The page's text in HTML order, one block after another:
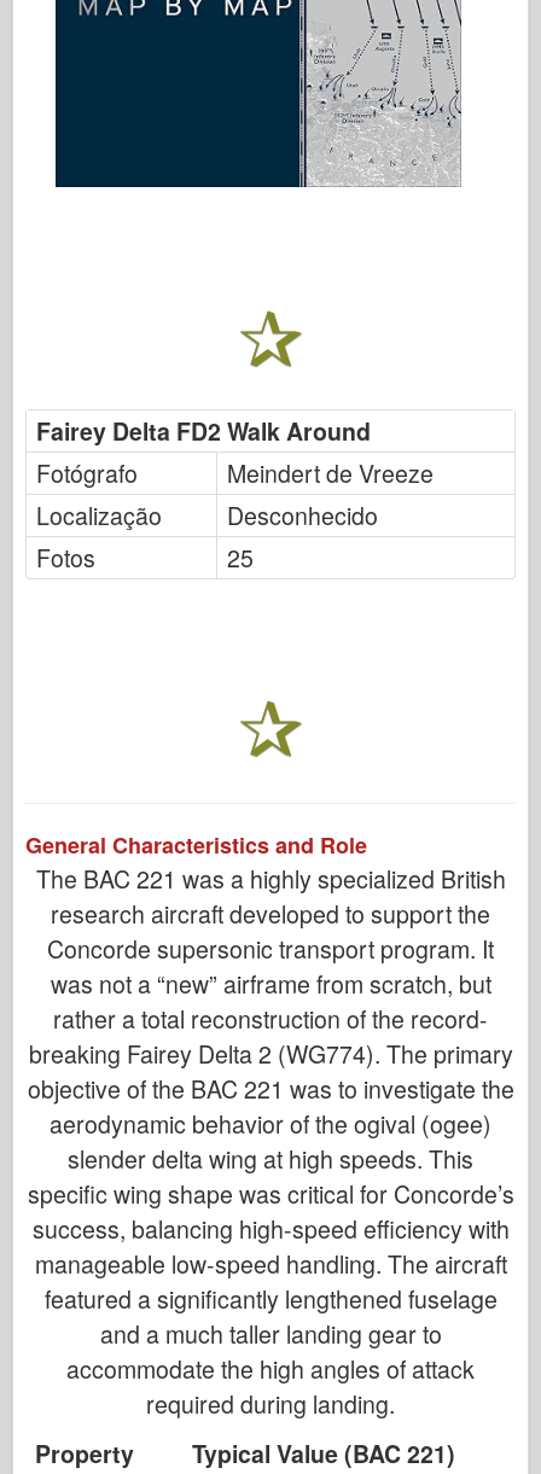
Fairey Delta FD2 Walk Around
Fotógrafo
Meindert de Vreeze
Localização
Desconhecido
Fotos
25
General Characteristics and Role
The BAC 221 was a highly specialized British
research aircraft developed to support the
Concorde supersonic transport program. It
was not a “new” airframe from scratch, but
rather a total reconstruction of the record-
breaking Fairey Delta 2 (WG774). The primary
objective of the BAC 221 was to investigate the
aerodynamic behavior of the ogival (ogee)
slender delta wing at high speeds. This
specific wing shape was critical for Concorde’s
success, balancing high-speed efficiency with
manageable low-speed handling. The aircraft
featured a significantly lengthened fuselage
and a much taller landing gear to
accommodate the high angles of attack
required during landing.
Property
Typical Value (BAC 221)